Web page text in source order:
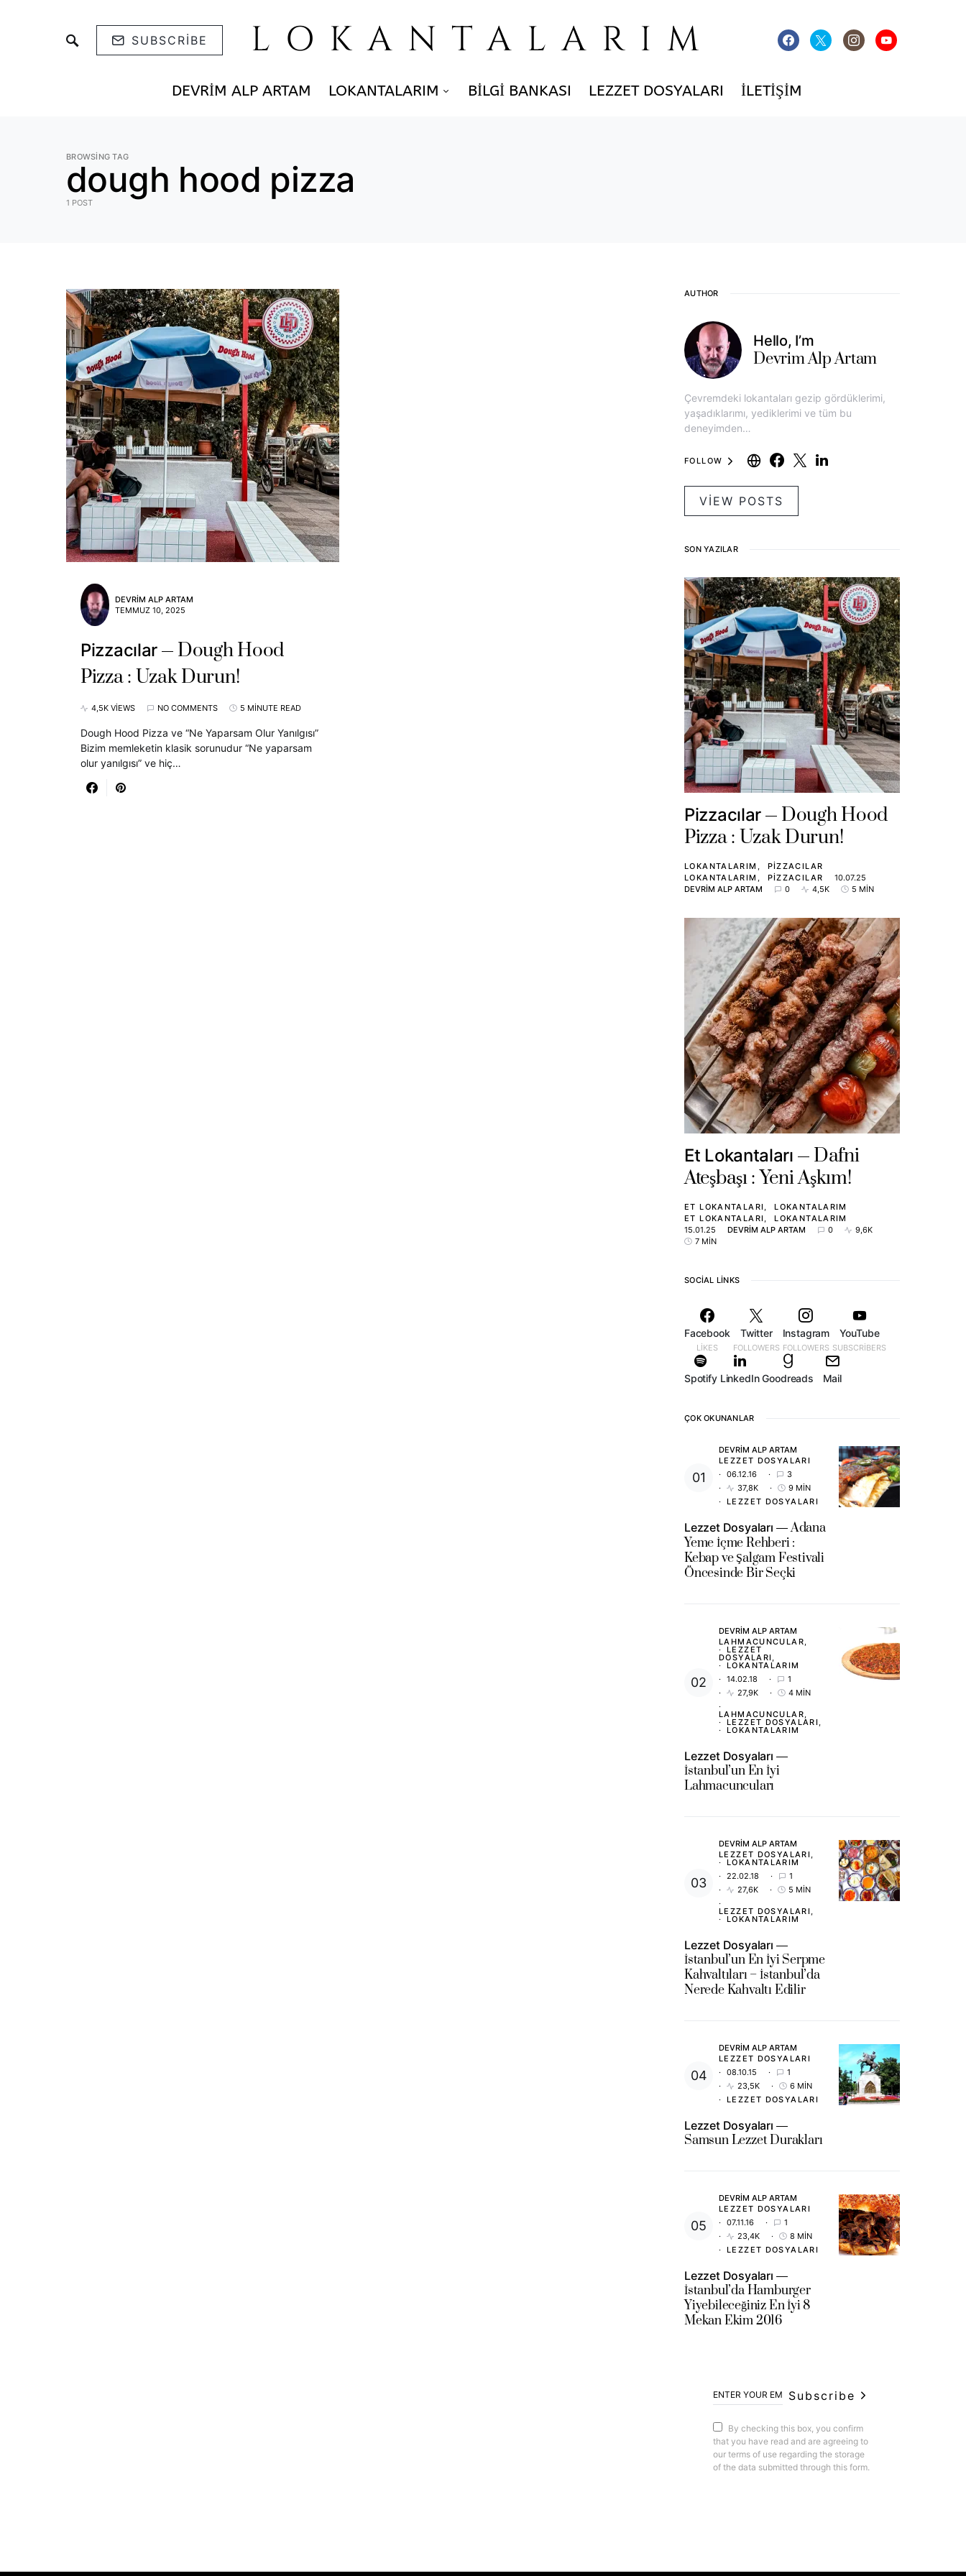
SUBSCRIBE LOKANTALARIM
DEVRIM ALP ARTAM LOKANTALARIM BILGI BANKASI LEZZET DOSYALARI İLETIŞIM
BROWSING TAG
dough hood pizza
1 POST
DEVRIM ALP ARTAM
TEMMUZ 10, 2025
Pizzacılar
Dough Hood
Pizza : Uzak Durun!
4,5K VIEWS NO COMMENTS 5 MINUTE READ
Dough Hood Pizza ve “Ne Yaparsam Olur Yanılgısı”
Bizim memleketin klasik sorunudur “Ne yaparsam
olur yanılgısı” ve hiç…
AUTHOR
Hello, I’m
Devrim Alp Artam
Çevremdeki lokantaları gezip gördüklerimi,
yaşadıklarımı, yediklerimi ve tüm bu
deneyimden…
FOLLOW
VIEW POSTS
SON YAZILAR
Pizzacılar
Dough Hood
Pizza : Uzak Durun!
LOKANTALARIM
PIZZACILAR
LOKANTALARIM
PIZZACILAR
10.07.25
DEVRIM ALP ARTAM
0 4,5K 5 MIN
Et Lokantaları
Dafni
Ateşbaşı : Yeni Aşkım!
ET LOKANTALARI
LOKANTALARIM
ET LOKANTALARI
LOKANTALARIM
15.01.25
DEVRIM ALP ARTAM 0
9,6K
7 MIN
SOCIAL LINKS
Facebook
LIKES
Twitter
FOLLOWERS
Instagram
FOLLOWERS
YouTube
SUBSCRIBERS
Spotify LinkedIn Goodreads Mail
ÇOK OKUNANLAR
DEVRIM ALP ARTAM
LEZZET DOSYALARI
06.12.16
3
37,8K
9 MIN
LEZZET DOSYALARI
Lezzet Dosyaları
Adana
Yeme İçme Rehberi :
Kebap ve Şalgam Festivali
Öncesinde Bir Seçki
DEVRIM ALP ARTAM
LAHMACUNCULAR
LEZZET
DOSYALARI
LOKANTALARIM
14.02.18
1
27,9K
4 MIN
LAHMACUNCULAR
LEZZET DOSYALARI
LOKANTALARIM
Lezzet Dosyaları
İstanbul’un En İyi
Lahmacuncuları
DEVRIM ALP ARTAM
LEZZET DOSYALARI
LOKANTALARIM
22.02.18
1
27,6K
5 MIN
LEZZET DOSYALARI
LOKANTALARIM
Lezzet Dosyaları
İstanbul’un En İyi Serpme
Kahvaltıları – İstanbul’da
Nerede Kahvaltı Edilir
DEVRIM ALP ARTAM
LEZZET DOSYALARI
08.10.15
1
23,5K
6 MIN
LEZZET DOSYALARI
Lezzet Dosyaları
Samsun Lezzet Durakları
DEVRIM ALP ARTAM
LEZZET DOSYALARI
07.11.16
1
23,4K
8 MIN
LEZZET DOSYALARI
Lezzet Dosyaları
İstanbul’da Hamburger
Yiyebileceğiniz En İyi 8
Mekan Ekim 2016
Subscribe
By checking this box, you confirm
that you have read and are agreeing to
our terms of use regarding the storage
of the data submitted through this form.